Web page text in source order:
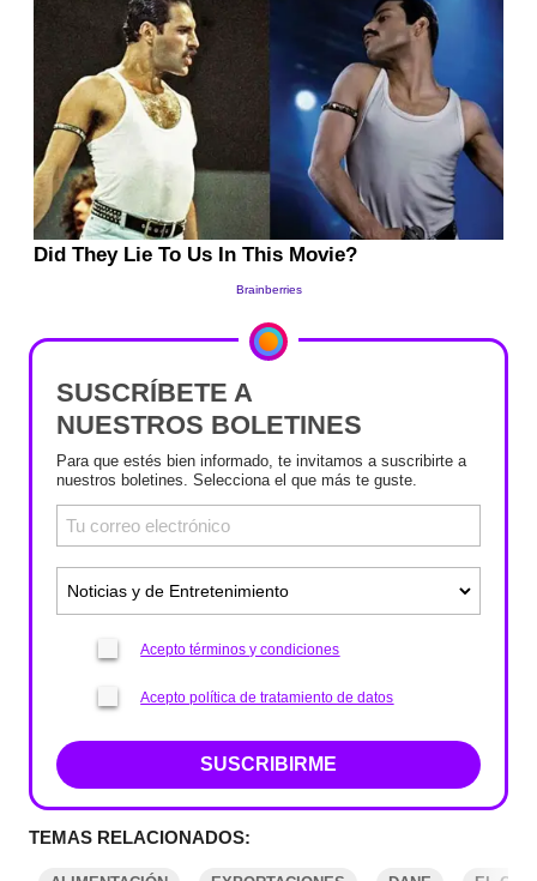
SUSCRÍBETE A
NUESTROS BOLETINES
Para que estés bien informado, te invitamos a suscribirte a
nuestros boletines. Selecciona el que más te guste.
Acepto términos y condiciones
Acepto política de tratamiento de datos
SUSCRIBIRME
TEMAS RELACIONADOS: